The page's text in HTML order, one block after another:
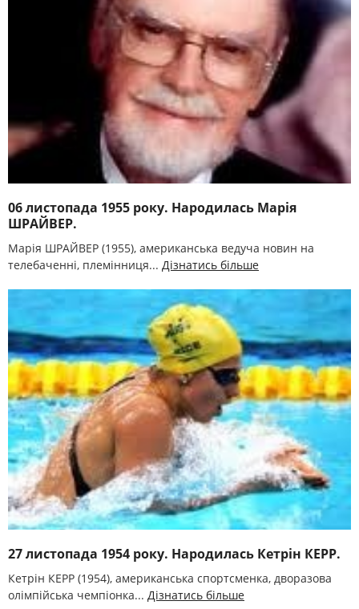
06 листопада 1955 року. Народилась Марія
ШРАЙВЕР.
Марія ШРАЙВЕР (1955), американська ведуча новин на
телебаченні, племінниця... Дізнатись більше
27 листопада 1954 року. Народилась Кетрін КЕРР.
Кетрін КЕРР (1954), американська спортсменка, дворазова
олімпійська чемпіонка... Дізнатись більше